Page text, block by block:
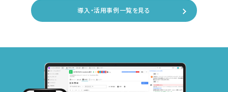
導入・活用事例一覧を見る